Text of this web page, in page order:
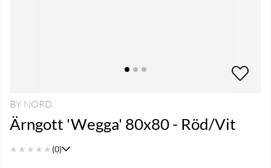
BY NORD
Ärngott 'Wegga' 80x80 - Röd/Vit
★ ★ ★ ★ ★ (0)